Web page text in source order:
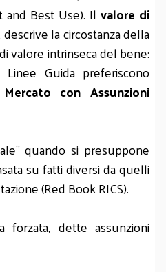
and Best Use). Il valore di
descrive la circostanza della
valore intrinseca del bene:
Guida preferiscono
con Assunzioni
quando si presuppone
su fatti diversi da quelli
(Red Book RICS).
dette assunzioni